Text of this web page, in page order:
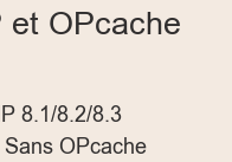
et OPcache
8.1/8.2/8.3
OPcache